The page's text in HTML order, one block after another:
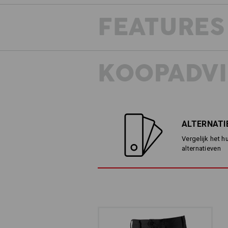
MINDER IS MEER
FEATURES
Vergelijk het
alternatieven